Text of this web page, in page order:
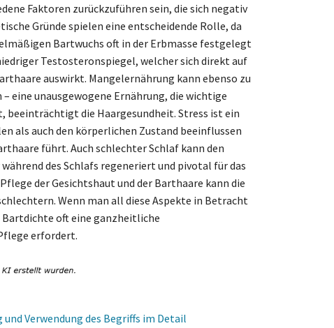
Faktoren zurückzuführen sein, die sich negativ
Gründe spielen eine entscheidende Rolle, da
Bartwuchs oft in der Erbmasse festgelegt
Testosteronspiegel, welcher sich direkt auf
auswirkt. Mangelernährung kann ebenso zu
eine unausgewogene Ernährung, die wichtige
beeinträchtigt die Haargesundheit. Stress ist ein
als auch den körperlichen Zustand beeinflussen
führt. Auch schlechter Schlaf kann den
des Schlafs regeneriert und pivotal für das
der Gesichtshaut und der Barthaare kann die
Wenn man all diese Aspekte in Betracht
oft eine ganzheitliche
erfordert.
Verwendung des Begriffs im Detail